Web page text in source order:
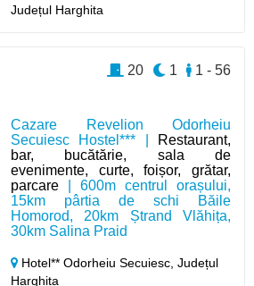
Județul Harghita
Cazare Revelion Odorheiu
Secuiesc Hostel*** |
Restaurant,
bar, bucătărie, sala de
evenimente, curte, foișor, grătar,
parcare | 600m centrul orașului,
15km pârtia de schi Băile
Homorod, 20km Ștrand Vlăhița,
30km Salina Praid
Hotel** Odorheiu Secuiesc,Județul
Harghita
1 - 56
1
20